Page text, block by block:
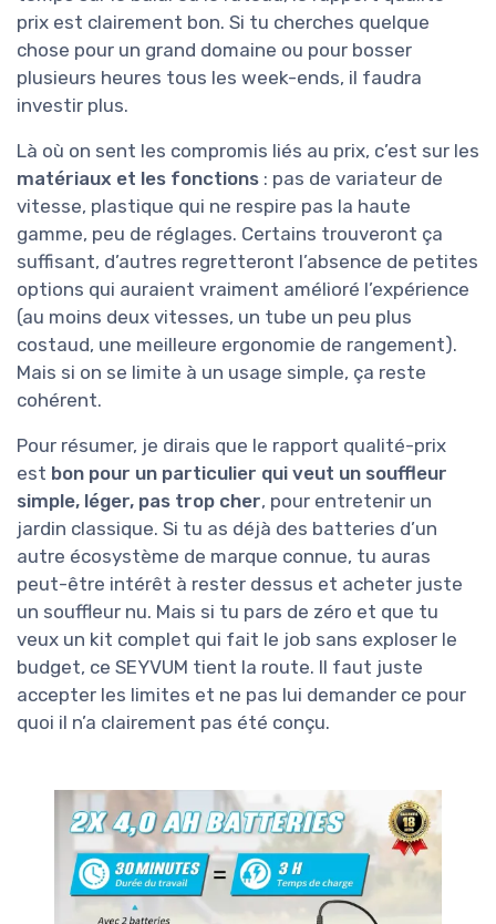
prix est clairement bon. Si tu cherches quelque
chose pour un grand domaine ou pour bosser
plusieurs heures tous les week-ends, il faudra
investir plus.
Là où on sent les compromis liés au prix, c’est sur les
matériaux et les fonctions : pas de variateur de
vitesse, plastique qui ne respire pas la haute
gamme, peu de réglages. Certains trouveront ça
suffisant, d’autres regretteront l’absence de petites
options qui auraient vraiment amélioré l’expérience
(au moins deux vitesses, un tube un peu plus
costaud, une meilleure ergonomie de rangement).
Mais si on se limite à un usage simple, ça reste
cohérent.
Pour résumer, je dirais que le rapport qualité-prix
est bon pour un particulier qui veut un souffleur
simple, léger, pas trop cher, pour entretenir un
jardin classique. Si tu as déjà des batteries d’un
autre écosystème de marque connue, tu auras
peut-être intérêt à rester dessus et acheter juste
un souffleur nu. Mais si tu pars de zéro et que tu
veux un kit complet qui fait le job sans exploser le
budget, ce SEYVUM tient la route. Il faut juste
accepter les limites et ne pas lui demander ce pour
quoi il n’a clairement pas été conçu.